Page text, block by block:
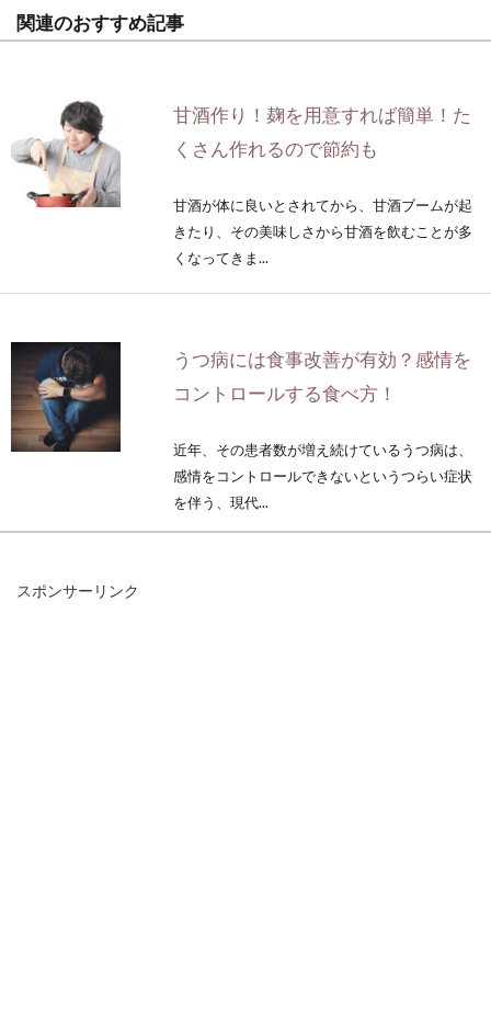
関連のおすすめ記事
甘酒作り！麹を用意すれば簡単！た
くさん作れるので節約も
甘酒が体に良いとされてから、甘酒ブームが起
きたり、その美味しさから甘酒を飲むことが多
くなってきま...
うつ病には食事改善が有効？感情を
コントロールする食べ方！
近年、その患者数が増え続けているうつ病は、
感情をコントロールできないというつらい症状
を伴う、現代...
スポンサーリンク